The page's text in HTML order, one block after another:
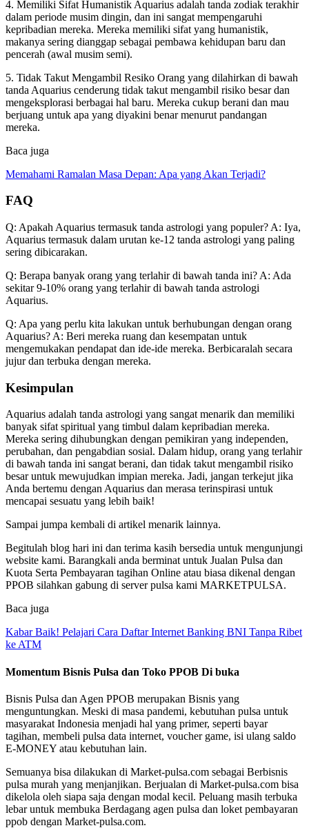
4. Memiliki Sifat Humanistik Aquarius adalah tanda zodiak terakhir
dalam periode musim dingin, dan ini sangat mempengaruhi
kepribadian mereka. Mereka memiliki sifat yang humanistik,
makanya sering dianggap sebagai pembawa kehidupan baru dan
pencerah (awal musim semi).
5. Tidak Takut Mengambil Resiko Orang yang dilahirkan di bawah
tanda Aquarius cenderung tidak takut mengambil risiko besar dan
mengeksplorasi berbagai hal baru. Mereka cukup berani dan mau
berjuang untuk apa yang diyakini benar menurut pandangan
mereka.
Baca juga
Memahami Ramalan Masa Depan: Apa yang Akan Terjadi?
FAQ
Q: Apakah Aquarius termasuk tanda astrologi yang populer? A: Iya,
Aquarius termasuk dalam urutan ke-12 tanda astrologi yang paling
sering dibicarakan.
Q: Berapa banyak orang yang terlahir di bawah tanda ini? A: Ada
sekitar 9-10% orang yang terlahir di bawah tanda astrologi
Aquarius.
Q: Apa yang perlu kita lakukan untuk berhubungan dengan orang
Aquarius? A: Beri mereka ruang dan kesempatan untuk
mengemukakan pendapat dan ide-ide mereka. Berbicaralah secara
jujur dan terbuka dengan mereka.
Kesimpulan
Aquarius adalah tanda astrologi yang sangat menarik dan memiliki
banyak sifat spiritual yang timbul dalam kepribadian mereka.
Mereka sering dihubungkan dengan pemikiran yang independen,
perubahan, dan pengabdian sosial. Dalam hidup, orang yang terlahir
di bawah tanda ini sangat berani, dan tidak takut mengambil risiko
besar untuk mewujudkan impian mereka. Jadi, jangan terkejut jika
Anda bertemu dengan Aquarius dan merasa terinspirasi untuk
mencapai sesuatu yang lebih baik!
Sampai jumpa kembali di artikel menarik lainnya.
Begitulah blog hari ini dan terima kasih bersedia untuk mengunjungi
website kami. Barangkali anda berminat untuk Jualan Pulsa dan
Kuota Serta Pembayaran tagihan Online atau biasa dikenal dengan
PPOB silahkan gabung di server pulsa kami MARKETPULSA.
Baca juga
Kabar Baik! Pelajari Cara Daftar Internet Banking BNI Tanpa Ribet
ke ATM
Momentum Bisnis Pulsa dan Toko PPOB Di buka
Bisnis Pulsa dan Agen PPOB merupakan Bisnis yang
menguntungkan. Meski di masa pandemi, kebutuhan pulsa untuk
masyarakat Indonesia menjadi hal yang primer, seperti bayar
tagihan, membeli pulsa data internet, voucher game, isi ulang saldo
E-MONEY atau kebutuhan lain.
Semuanya bisa dilakukan di Market-pulsa.com sebagai Berbisnis
pulsa murah yang menjanjikan. Berjualan di Market-pulsa.com bisa
dikelola oleh siapa saja dengan modal kecil. Peluang masih terbuka
lebar untuk membuka Berdagang agen pulsa dan loket pembayaran
ppob dengan Market-pulsa.com.